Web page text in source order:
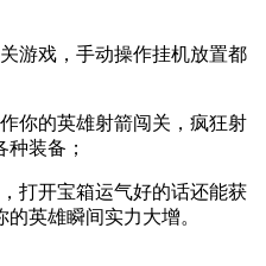
游戏，手动操作挂机放置都
你的英雄射箭闯关，疯狂射
装备；
打开宝箱运气好的话还能获
英雄瞬间实力大增。